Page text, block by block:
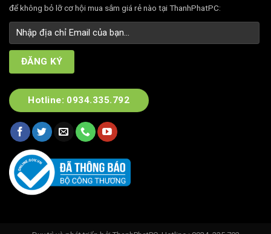
để không bỏ lỡ cơ hội mua sắm giá rẻ nào tại ThanhPhatPC:
Hotline: 0934.335.792